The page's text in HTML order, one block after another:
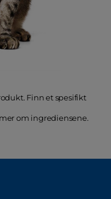
Finn et spesifikt
om ingrediensene.